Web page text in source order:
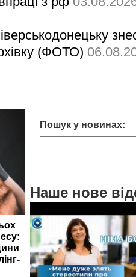
(ФОТО)
Пошук у новинах:
Наше нове